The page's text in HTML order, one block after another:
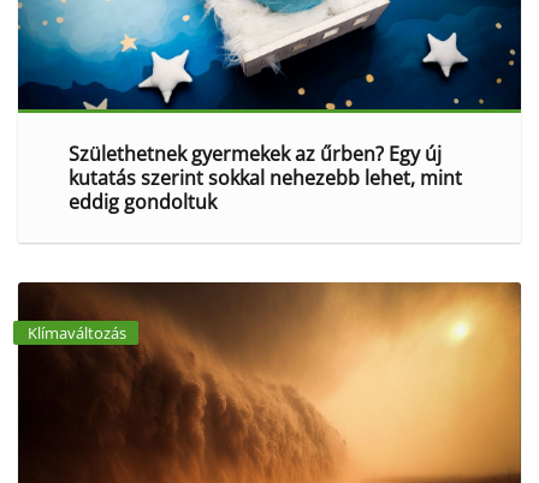
Születhetnek gyermekek az űrben? Egy új
kutatás szerint sokkal nehezebb lehet, mint
eddig gondoltuk
Klímaváltozás